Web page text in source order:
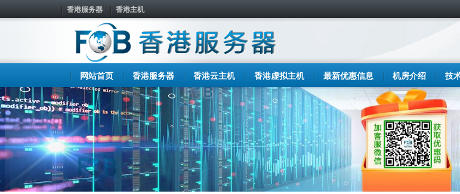
香港服务器 香港主机
网站首页 香港服务器 香港云主机 香港虚拟主机 最新优惠信息 机房介绍 技